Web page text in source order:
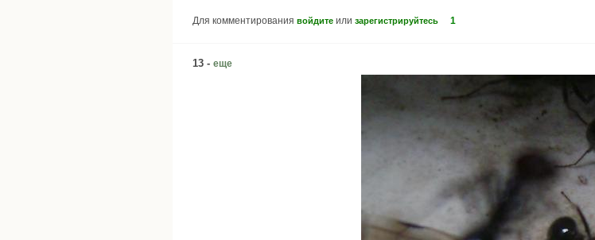
Для комментирования войдите или зарегистрируйтесь 1
13 - еще